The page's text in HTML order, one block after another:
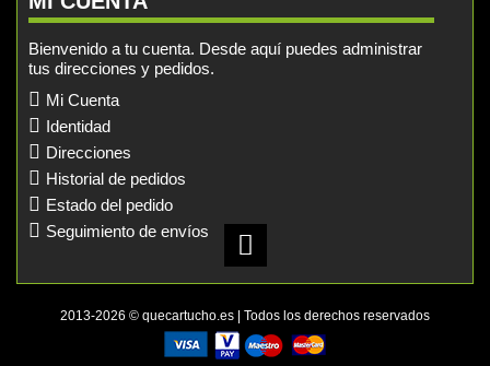
Bienvenido a tu cuenta. Desde aquí puedes administrar
tus direcciones y pedidos.
Mi Cuenta
Identidad
Direcciones
Historial de pedidos
Estado del pedido
Seguimiento de envíos
2013-2026 © quecartucho.es | Todos los derechos reservados